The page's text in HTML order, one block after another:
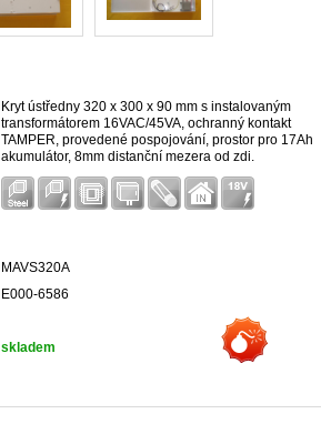
Kryt ústředny 320 x 300 x 90 mm s instalovaným
transformátorem 16VAC/45VA, ochranný kontakt
TAMPER, provedené pospojování, prostor pro 17Ah
akumulátor, 8mm distanční mezera od zdi.
Předvrtané otvory pro ústředny Esprit, Spectra,
Digiplex atd.
MAVS320A
E000-6586
skladem